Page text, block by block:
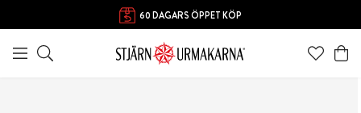
60 DAGARS ÖPPET KÖP